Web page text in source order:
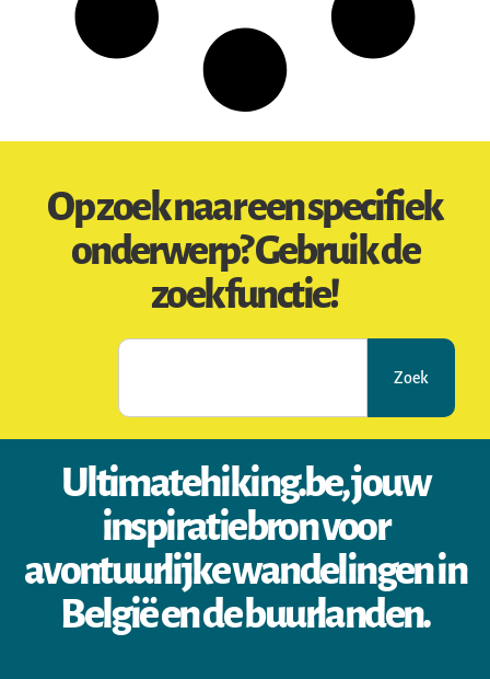
Op zoek naar een specifiek
onderwerp? Gebruik de
zoekfunctie!
Zoek
Ultimatehiking.be, jouw
inspiratiebron voor
avontuurlijke wandelingen in
België en de buurlanden.